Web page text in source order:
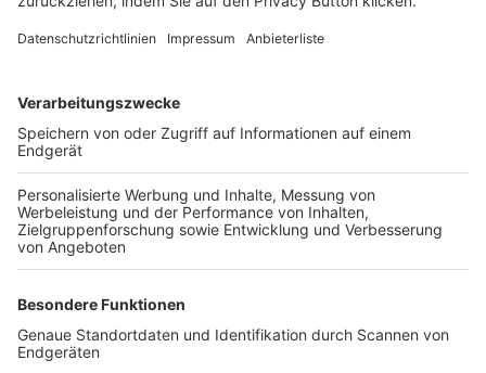
FOLGE DEM BFV
TOP-VEREINE
TOP-PARTNER